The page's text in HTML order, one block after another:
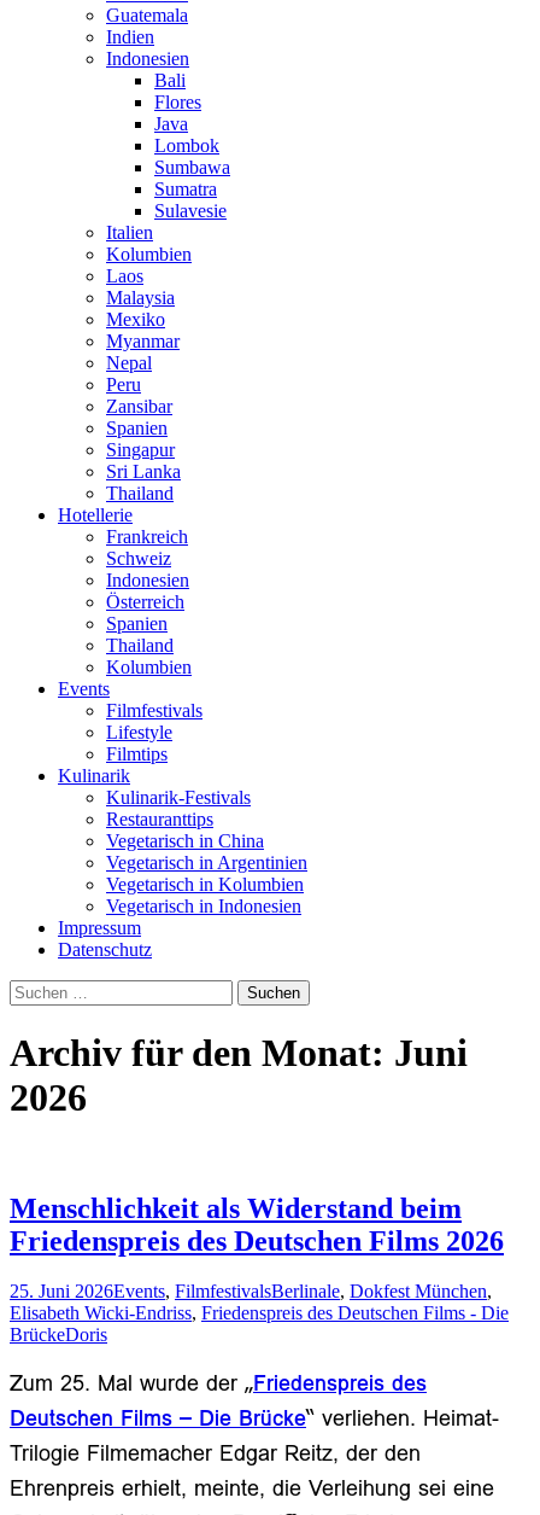
Guatemala
Indien
Indonesien
Bali
Flores
Java
Lombok
Sumbawa
Sumatra
Sulavesie
Italien
Kolumbien
Laos
Malaysia
Mexiko
Myanmar
Nepal
Peru
Zansibar
Spanien
Singapur
Sri Lanka
Thailand
Hotellerie
Frankreich
Schweiz
Indonesien
Österreich
Spanien
Thailand
Kolumbien
Events
Filmfestivals
Lifestyle
Filmtips
Kulinarik
Kulinarik-Festivals
Restauranttips
Vegetarisch in China
Vegetarisch in Argentinien
Vegetarisch in Kolumbien
Vegetarisch in Indonesien
Impressum
Datenschutz
Suchen
nach:
Archiv für den Monat: Juni
2026
Menschlichkeit als Widerstand beim
Friedenspreis des Deutschen Films 2026
25. Juni 2026Events, FilmfestivalsBerlinale, Dokfest München,
Elisabeth Wicki-Endriss, Friedenspreis des Deutschen Films - Die
BrückeDoris
Zum 25. Mal wurde der „Friedenspreis des
Deutschen Films – Die Brücke“ verliehen. Heimat-
Trilogie Filmemacher Edgar Reitz, der den
Ehrenpreis erhielt, meinte, die Verleihung sei eine